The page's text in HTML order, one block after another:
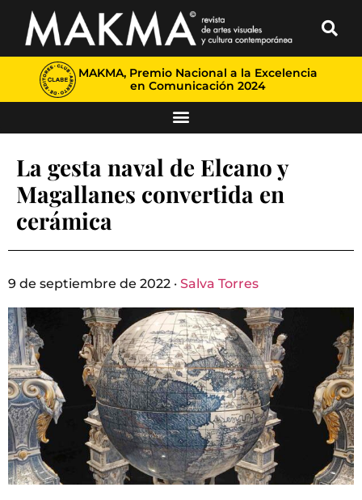
MAKMA, Premio Nacional a la Excelencia
en Comunicación 2024
La gesta naval de Elcano y
Magallanes convertida en
cerámica
9 de septiembre de 2022 · Salva Torres